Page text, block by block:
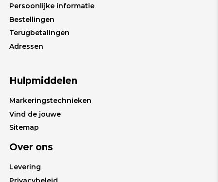
Persoonlijke informatie
Bestellingen
Terugbetalingen
Adressen
Hulpmiddelen
Markeringstechnieken
Vind de jouwe
Sitemap
Over ons
Levering